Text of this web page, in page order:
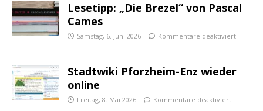
Lesetipp: „Die Brezel“ von Pascal
Cames
Samstag, 6. Juni 2026 Kommentare deaktiviert
Stadtwiki Pforzheim-Enz wieder
online
Freitag, 8. Mai 2026 Kommentare deaktiviert